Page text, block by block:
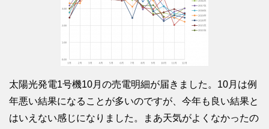
太陽光発電1号機10月の売電明細が届きました。10月は例
年悪い結果になることが多いのですが、今年も良い結果と
はいえない感じになりました。まあ天気がよくなかったの